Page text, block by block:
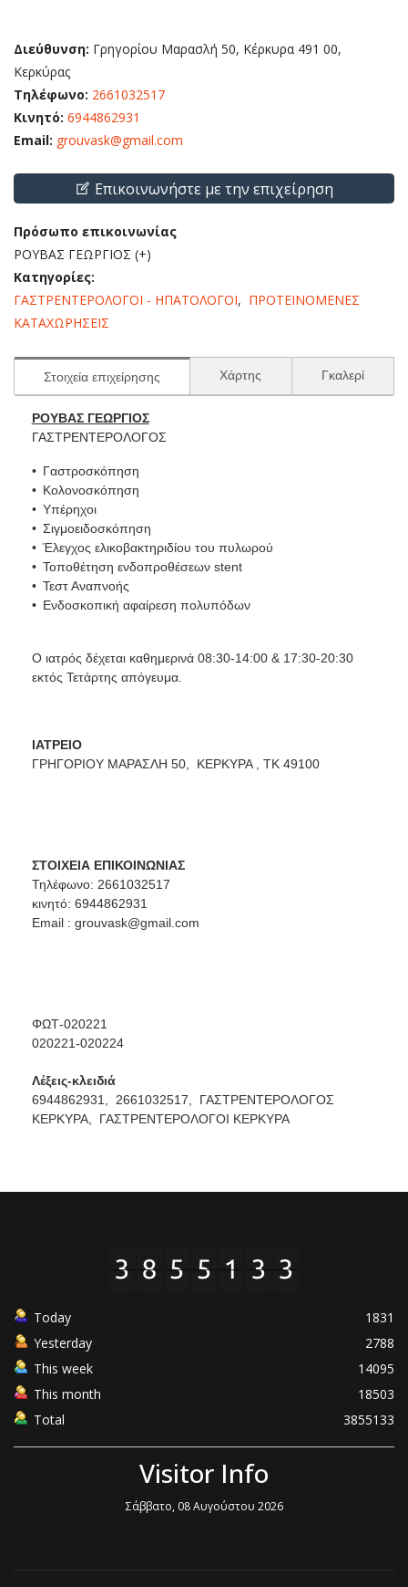
Διεύθυνση: Γρηγορίου Μαρασλή 50, Κέρκυρα 491 00,
Κερκύρας
Τηλέφωνο: 2661032517
Κινητό: 6944862931
Email: grouvask@gmail.com
Επικοινωνήστε με την επιχείρηση
Πρόσωπο επικοινωνίας
ΡΟΥΒΑΣ ΓΕΩΡΓΙΟΣ (+)
Κατηγορίες:
ΓΑΣΤΡΕΝΤΕΡΟΛΟΓΟΙ - ΗΠΑΤΟΛΟΓΟΙ, ΠΡΟΤΕΙΝΟΜΕΝΕΣ
ΚΑΤΑΧΩΡΗΣΕΙΣ
Στοιχεία επιχείρησης Χάρτης Γκαλερί
ΡΟΥΒΑΣ ΓΕΩΡΓΙΟΣ
ΓΑΣΤΡΕΝΤΕΡΟΛΟΓΟΣ
Γαστροσκόπηση
Κολονοσκόπηση
Υπέρηχοι
Σιγμοειδοσκόπηση
Έλεγχος ελικοβακτηριδίου του πυλωρού
Τοποθέτηση ενδοπροθέσεων stent
Τεστ Αναπνοής
Ενδοσκοπική αφαίρεση πολυπόδων
Ο ιατρός δέχεται καθημερινά 08:30-14:00 & 17:30-20:30
εκτός Τετάρτης απόγευμα.
ΙΑΤΡΕΙΟ
ΓΡΗΓΟΡΙΟΥ ΜΑΡΑΣΛΗ 50, ΚΕΡΚΥΡΑ , ΤΚ 49100
ΣΤΟΙΧΕΙΑ ΕΠΙΚΟΙΝΩΝΙΑΣ
Τηλέφωνο: 2661032517
κινητό: 6944862931
Email : grouvask@gmail.com
ΦΩΤ-020221
020221-020224
Λέξεις-κλειδιά
6944862931,
2661032517,
ΓΑΣΤΡΕΝΤΕΡΟΛΟΓΟΣ
ΚΕΡΚΥΡΑ,
ΓΑΣΤΡΕΝΤΕΡΟΛΟΓΟΙ ΚΕΡΚΥΡΑ
Today
1831
Yesterday
2788
This week
14095
This month
18503
Total
3855133
Visitor Info
Σάββατο, 08 Αυγούστου 2026